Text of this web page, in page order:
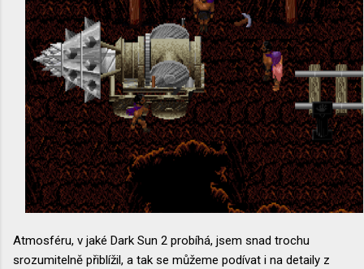
Atmosféru, v jaké Dark Sun 2 probíhá, jsem snad trochu
srozumitelně přiblížil, a tak se můžeme podívat i na detaily z